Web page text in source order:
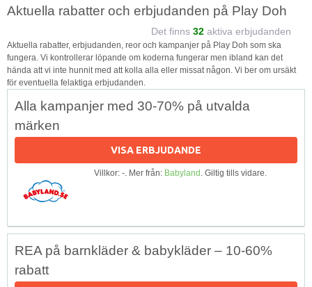
Aktuella rabatter och erbjudanden på Play Doh
Det finns 32 aktiva erbjudanden
Aktuella rabatter, erbjudanden, reor och kampanjer på Play Doh som ska
fungera. Vi kontrollerar löpande om koderna fungerar men ibland kan det
hända att vi inte hunnit med att kolla alla eller missat någon. Vi ber om ursäkt
för eventuella felaktiga erbjudanden.
Alla kampanjer med 30-70% på utvalda
märken
VISA ERBJUDANDE
Villkor: -. Mer från: Babyland. Giltig tills vidare.
REA på barnkläder & babykläder – 10-60%
rabatt